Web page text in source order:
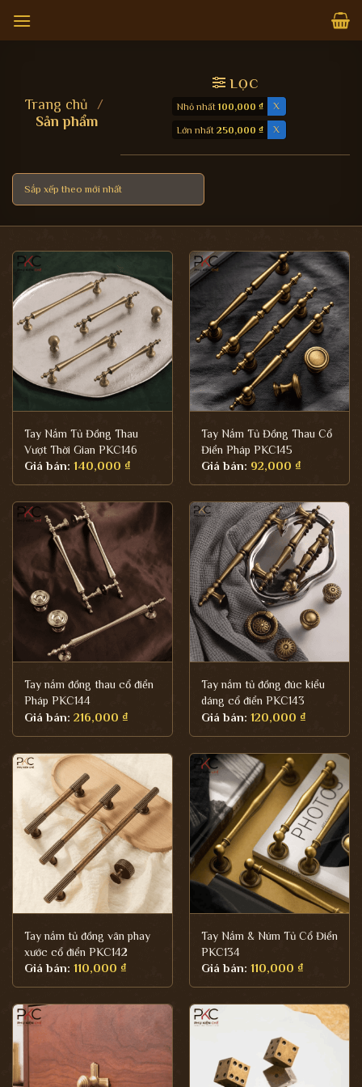
qua
Trang chủ
/
Sản phẩm
LỌC
Nhỏ nhất100,000 ₫
Lớn nhất 250,000 ₫
Tay Nắm Tủ Đồng Thau
Vượt Thời Gian PKC146
Giá bán: 140,000 ₫
Tay Nắm Tủ Đồng Thau Cổ
Điển Pháp PKC145
Giá bán: 92,000 ₫
Tay nắm đồng thau cổ điển
Pháp PKC144
Giá bán: 216,000 ₫
Tay nắm tủ đồng đúc kiểu
dáng cổ điển PKC143
Giá bán: 120,000 ₫
Tay nắm tủ đồng vân phay
xước cổ điển PKC142
Giá bán: 110,000 ₫
Tay Nắm & Núm Tủ Cổ Điển
PKC134
Giá bán: 110,000 ₫